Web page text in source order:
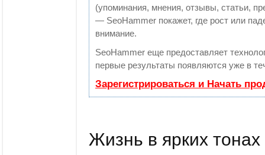
(упоминания, мнения, отзывы, статьи,
— SeoHammer покажет, где рост или
внимание.
SeoHammer еще предоставляет
первые результаты появляются уже в
Зарегистрироваться и Начать
Жизнь в ярких тонах